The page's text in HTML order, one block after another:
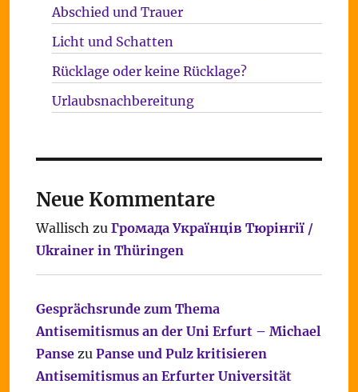
Abschied und Trauer
Licht und Schatten
Rücklage oder keine Rücklage?
Urlaubsnachbereitung
Neue Kommentare
Wallisch zu Громада Українців Тюрінгії /
Ukrainer in Thüringen
Gesprächsrunde zum Thema
Antisemitismus an der Uni Erfurt – Michael
Pansezu Panse und Pulz kritisieren
Antisemitismus an Erfurter Universität